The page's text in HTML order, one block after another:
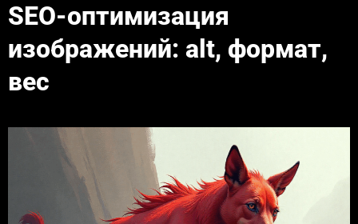
SEO-оптимизация
изображений: alt, формат,
вес